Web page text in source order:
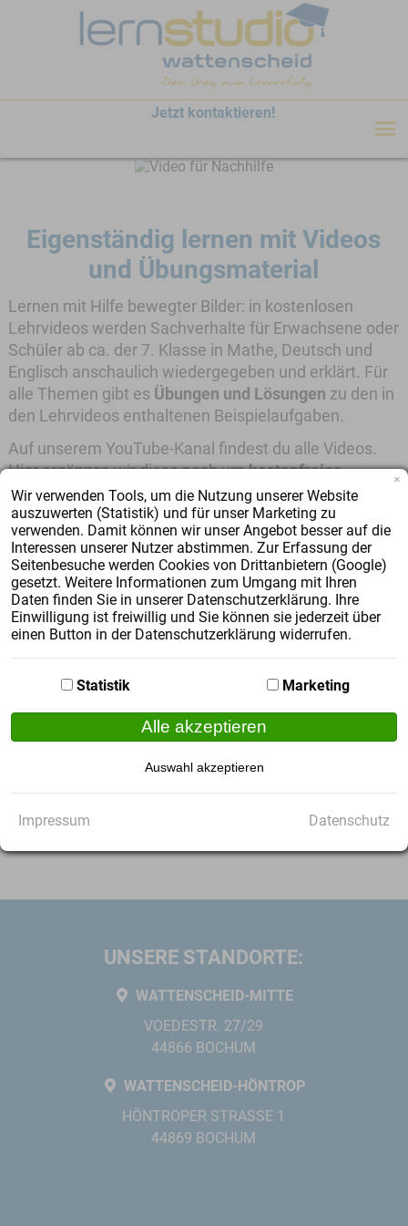
Jetzt kontaktieren!
Eigenständig lernen mit Videos
und Übungsmaterial
Lernen mit Hilfe bewegter Bilder: in kostenlosen
Lehrvideos werden Sachverhalte für Erwachsene oder
Schüler ab ca. der 7. Klasse in Mathe, Deutsch und
Englisch anschaulich wiedergegeben und erklärt. Für
alle Themen gibt es Übungen und Lösungen zu den in
den Lehrvideos enthaltenen Beispielaufgaben.
Auf unserem YouTube-Kanal findest du alle Videos.
Hier ergänzen wir diese noch umkostenfreies
Übungsmaterial mit Lösungen!
UNSERE STANDORTE:
WATTENSCHEID-MITTE
VOEDESTR. 27/29
44866 BOCHUM
WATTENSCHEID-HÖNTROP
HÖNTROPER STRASSE 1
44869 BOCHUM
Wir verwenden Tools, um die Nutzung unserer Website
auszuwerten (Statistik) und für unser Marketing zu
verwenden. Damit können wir unser Angebot besser auf die
Interessen unserer Nutzer abstimmen. Zur Erfassung der
Seitenbesuche werden Cookies von Drittanbietern (Google)
gesetzt. Weitere Informationen zum Umgang mit Ihren
Daten finden Sie in unserer Datenschutzerklärung. Ihre
Einwilligung ist freiwillig und Sie können sie jederzeit über
einen Button in der Datenschutzerklärung widerrufen.
Statistik Marketing
Auswahl akzeptieren
Alle akzeptieren
Impressum Datenschutz
×